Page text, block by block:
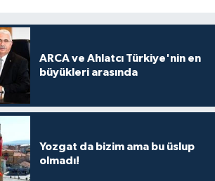
ARCA ve Ahlatcı Türkiye'nin en
büyükleri arasında
Yozgat da bizim ama bu üslup
olmadı!